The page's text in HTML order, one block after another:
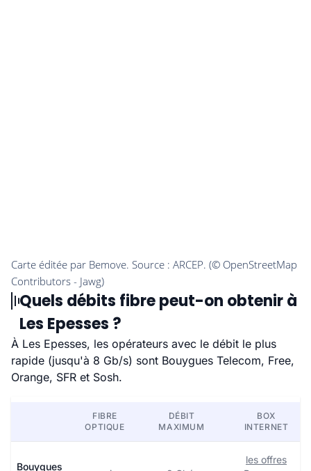
Quels débits fibre peut-on obtenir à
Les Epesses ?
À Les Epesses, les opérateurs avec le débit le plus
rapide (jusqu'à 8 Gb/s) sont Bouygues Telecom, Free,
Orange, SFR et Sosh.
FIBRE
OPTIQUE
DÉBIT
MAXIMUM
BOX
INTERNET
Bouygues
les offres